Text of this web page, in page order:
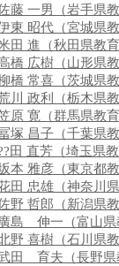
藤 一男（岩手県
東 昭代（宮城県
田 進（秋田県教
橋 広樹（山形県
橋 常喜（茨城県
川 政利（栃木県
原 寛（群馬県教
塚 昌子（千葉県
田 直芳（埼玉県
本 雅彦（東京都
田 忠雄（神奈川
野 哲郎（新潟県
廣島 伸一（富山県
野 喜樹（石川県
田 育夫（長野県